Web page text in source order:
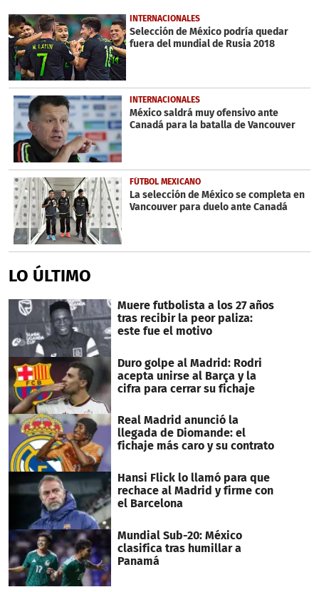
34
seconds
INTERNACIONALES
Selección de México podría quedar
fuera del mundial de Rusia 2018
INTERNACIONALES
México saldrá muy ofensivo ante
Canadá para la batalla de Vancouver
FÚTBOL MEXICANO
La selección de México se completa en
Vancouver para duelo ante Canadá
LO ÚLTIMO
Muere futbolista a los 27 años
tras recibir la peor paliza:
este fue el motivo
Duro golpe al Madrid: Rodri
acepta unirse al Barça y la
cifra para cerrar su fichaje
Real Madrid anunció la
llegada de Diomande: el
fichaje más caro y su contrato
Hansi Flick lo llamó para que
rechace al Madrid y firme con
el Barcelona
Mundial Sub-20: México
clasifica tras humillar a
Panamá